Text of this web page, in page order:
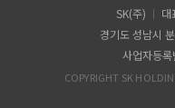
SK(주)
대
경기도 성남시
사업자등
COPYRIGHT SK